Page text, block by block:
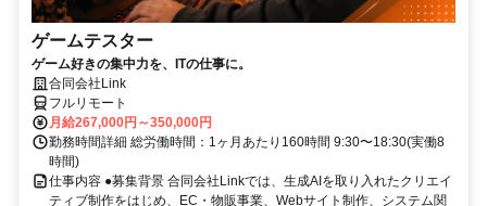
ゲームテスター
ゲーム好きの集中力を、ITの仕事に。
合同会社Link
フルリモート
月給267,000円～350,000円
勤務時間詳細 総労働時間：1ヶ月あたり160時間 9:30〜18:30(実働8
時間)
仕事内容 ●募集背景 合同会社Linkでは、生成AIを取り入れたクリエイ
ティブ制作をはじめ、EC・物販事業、Webサイト制作、システム関